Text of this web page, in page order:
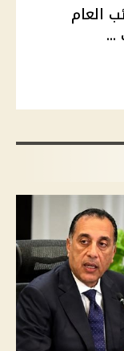
النائب العام
...